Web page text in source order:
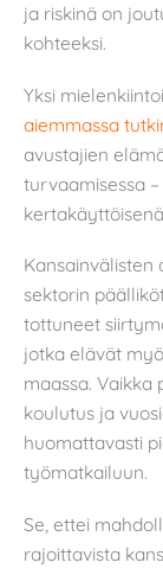
ja riskinä on
kohteeksi.
Yksi
aiemmassa
avustajien
turvaamisessa
Kansainvälisten
sektorin
tottuneet
jotka elävät
maassa.
koulutus ja
huomattavasti
työmatkailuun.
Se, ettei
rajoittavista